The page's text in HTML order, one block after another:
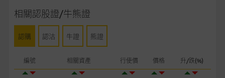
相關認股證/牛熊證
認購 認沽 牛證 熊證
編號 相關資產 行使價 價格 升/跌(%)
備有強制贖回機制可能被提早終止，届時(i) N類牛熊證投資者會
損失全部投資；而(ii)R類牛熊證之剩餘價值則可能為零。
本網站或載有連接非由麥格理集團管理的網站的連結。此等連結